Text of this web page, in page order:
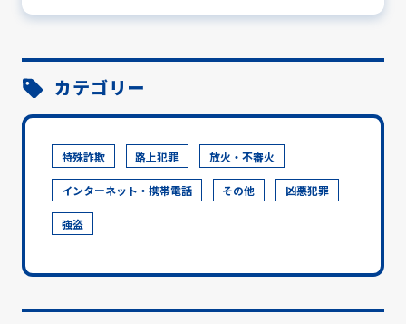
カテゴリー
特殊詐欺 路上犯罪 放火・不審火
インターネット・携帯電話 その他 凶悪犯罪
強盗